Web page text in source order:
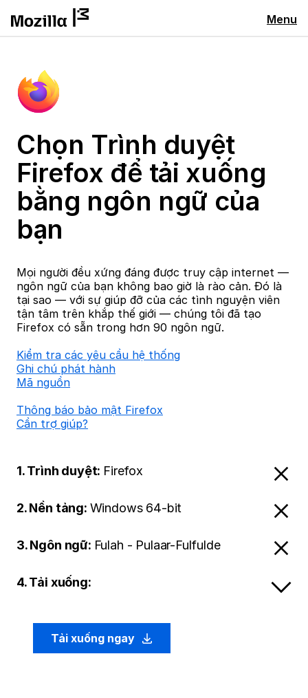
Menu
Chọn Trình duyệt
Firefox để tải xuống
bằng ngôn ngữ của
bạn
Mọi người đều xứng đáng được truy cập internet —
ngôn ngữ của bạn không bao giờ là rào cản. Đó là
tại sao — với sự giúp đỡ của các tình nguyện viên
tận tâm trên khắp thế giới — chúng tôi đã tạo
Firefox có sẵn trong hơn 90 ngôn ngữ.
Kiểm tra các yêu cầu hệ thống
Ghi chú phát hành
Mã nguồn
Thông báo bảo mật Firefox
Cần trợ giúp?
1. Trình duyệt: Firefox
2. Nền tảng: Windows 64-bit
3. Ngôn ngữ: Fulah - Pulaar-Fulfulde
4. Tải xuống:
Tải xuống ngay